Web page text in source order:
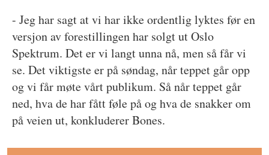
- Jeg har sagt at vi har ikke ordentlig lyktes før en
versjon av forestillingen har solgt ut Oslo
Spektrum. Det er vi langt unna nå, men så får vi
se. Det viktigste er på søndag, når teppet går opp
og vi får møte vårt publikum. Så når teppet går
ned, hva de har fått føle på og hva de snakker om
på veien ut, konkluderer Bones.